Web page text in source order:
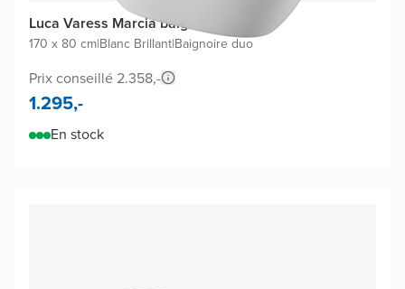
Luca Varess Marcia baignoire îlot
170 x 80 cm|Blanc Brillant|Baignoire duo
Prix conseillé 2.358,-
1.295,-
En stock